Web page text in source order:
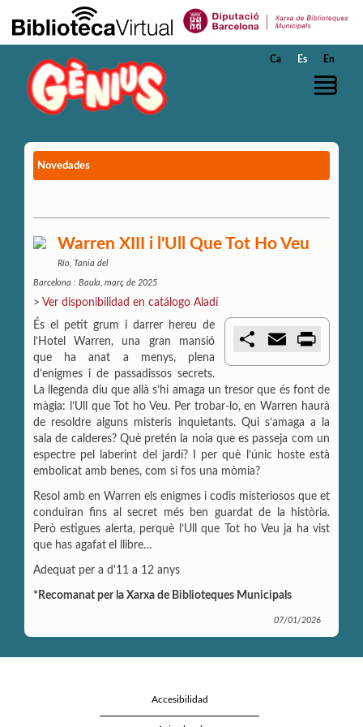
Saltar al contenido principal
Ca Es En
Novedades
Warren XIII i l'Ull Que Tot Ho Veu
Río, Tania del
Barcelona : Baula, març de 2025
> Ver disponibilidad en catálogo Aladí
r
t
r
m
t
És el petit grum i darrer hereu de
l’Hotel Warren, una gran mansió
que ha anat a menys, plena
d’enigmes i de passadissos secrets.
La llegenda diu que allà s’hi amaga un tresor que és font de
màgia: l’Ull que Tot ho Veu. Per trobar-lo, en Warren haurà
de resoldre alguns misteris inquietants. Qui s’amaga a la
sala de calderes? Què pretén la noia que es passeja com un
espectre pel laberint del jardí? I per què l’únic hoste està
embolicat amb benes, com si fos una mòmia?
Resol amb en Warren els enigmes i codis misteriosos que et
conduiran fins al secret més ben guardat de la història.
Però estigues alerta, perquè l’Ull que Tot ho Veu ja ha vist
que has agafat el llibre…
Adequat per a d'11 a 12 anys
*Recomanat per la Xarxa de Biblioteques Municipals
07/01/2026
Accesibilidad